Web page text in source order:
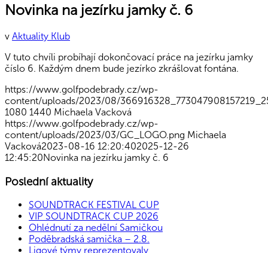
Novinka na jezírku jamky č. 6
v Aktuality Klub
V tuto chvíli probíhají dokončovací práce na jezírku jamky
číslo 6. Každým dnem bude jezírko zkrášlovat fontána.
https://www.golfpodebrady.cz/wp-
content/uploads/2023/08/
1080 1440 Michaela Vacková
https://www.golfpodebrady.cz/wp-
content/uploads/2023/03/GC_LOGO.png Michaela
Vacková2023-08-16 12:20:402025-12-26
12:45:20Novinka na jezírku jamky č. 6
Poslední aktuality
SOUNDTRACK FESTIVAL CUP
VIP SOUNDTRACK CUP 2026
Ohlédnutí za nedělní Samičkou
Poděbradská samička – 2.8.
Ligové týmy reprezentovaly